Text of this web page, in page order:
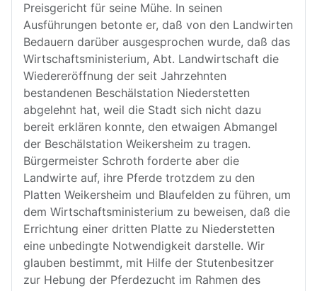
Preisgericht für seine Mühe. In seinen
Ausführungen betonte er, daß von den Landwirten
Bedauern darüber ausgesprochen wurde, daß das
Wirtschaftsministerium, Abt. Landwirtschaft die
Wiedereröffnung der seit Jahrzehnten
bestandenen Beschälstation Niederstetten
abgelehnt hat, weil die Stadt sich nicht dazu
bereit erklären konnte, den etwaigen Abmangel
der Beschälstation Weikersheim zu tragen.
Bürgermeister Schroth forderte aber die
Landwirte auf, ihre Pferde trotzdem zu den
Platten Weikersheim und Blaufelden zu führen, um
dem Wirtschaftsministerium zu beweisen, daß die
Errichtung einer dritten Platte zu Niederstetten
eine unbedingte Notwendigkeit darstelle. Wir
glauben bestimmt, mit Hilfe der Stutenbesitzer
zur Hebung der Pferdezucht im Rahmen des